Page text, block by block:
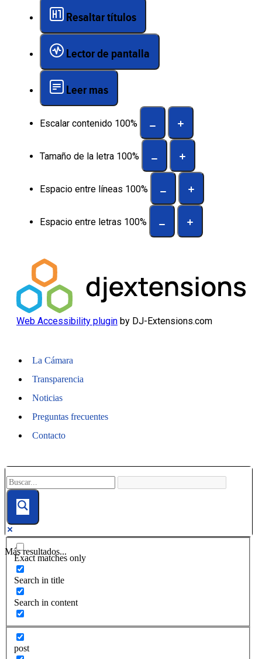
Resaltar títulos
Lector de pantalla
Leer mas
Escalar contenido 100%
Tamaño de la letra 100%
Espacio entre líneas 100%
Espacio entre letras 100%
Web Accessibility plugin by DJ-Extensions.com
La Cámara
Transparencia
Noticias
Preguntas frecuentes
Contacto
Más resultados...
Exact matches only
Search in title
Search in content
post